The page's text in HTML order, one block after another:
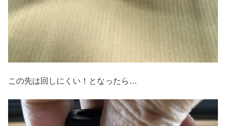
この先は回しにくい！となったら…